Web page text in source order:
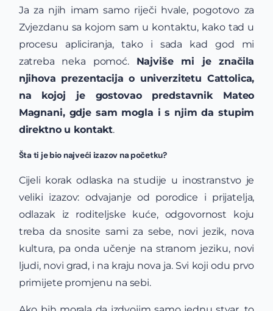
Ja za njih imam samo riječi hvale, pogotovo za
Zvjezdanu sa kojom sam u kontaktu, kako tad u
procesu apliciranja, tako i sada kad god mi
zatreba neka pomoć. Najviše mi je značila
njihova prezentacija o univerzitetu Cattolica,
na kojoj je gostovao predstavnik Mateo
Magnani, gdje sam mogla i s njim da stupim
direktno u kontakt.
Šta ti je bio najveći izazov na početku?
Cijeli korak odlaska na studije u inostranstvo je
veliki izazov: odvajanje od porodice i prijatelja,
odlazak iz roditeljske kuće, odgovornost koju
treba da snosite sami za sebe, novi jezik, nova
kultura, pa onda učenje na stranom jeziku, novi
ljudi, novi grad, i na kraju nova ja. Svi koji odu prvo
primijete promjenu na sebi.